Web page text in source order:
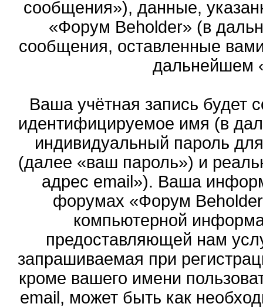
сообщения»), данные,
«Форум Beholder» (в
сообщения, оставленные
дальнейшем
Ваша учётная запись будет
идентифицируемое имя (в
индивидуальный пароль
(далее «ваш пароль») и
адрес email»). Ваша
форумах «Форум
компьютерной
предоставляющей нам
запрашиваемая при
кроме вашего имени
email, может быть как